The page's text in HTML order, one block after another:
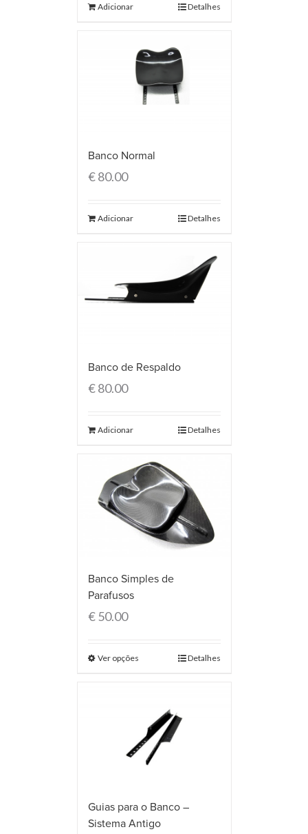
Adicionar Detalhes
Banco Normal
€80.00
Adicionar Detalhes
Banco de Respaldo
€80.00
Adicionar Detalhes
Banco Simples de
Parafusos
€50.00
Ver opções Detalhes
Guias para o Banco –
Sistema Antigo